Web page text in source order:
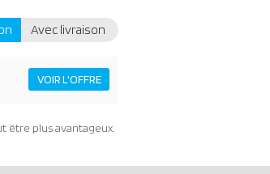
Avec livraison
VOIR L'OFFRE
être plus avantageux.